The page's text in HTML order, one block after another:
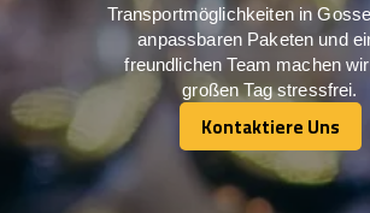
Transportmöglichkeiten in
anpassbaren Paketen und
freundlichen Team machen
großen Tag stressfrei.
Kontaktiere Uns
Kontaktiere Uns